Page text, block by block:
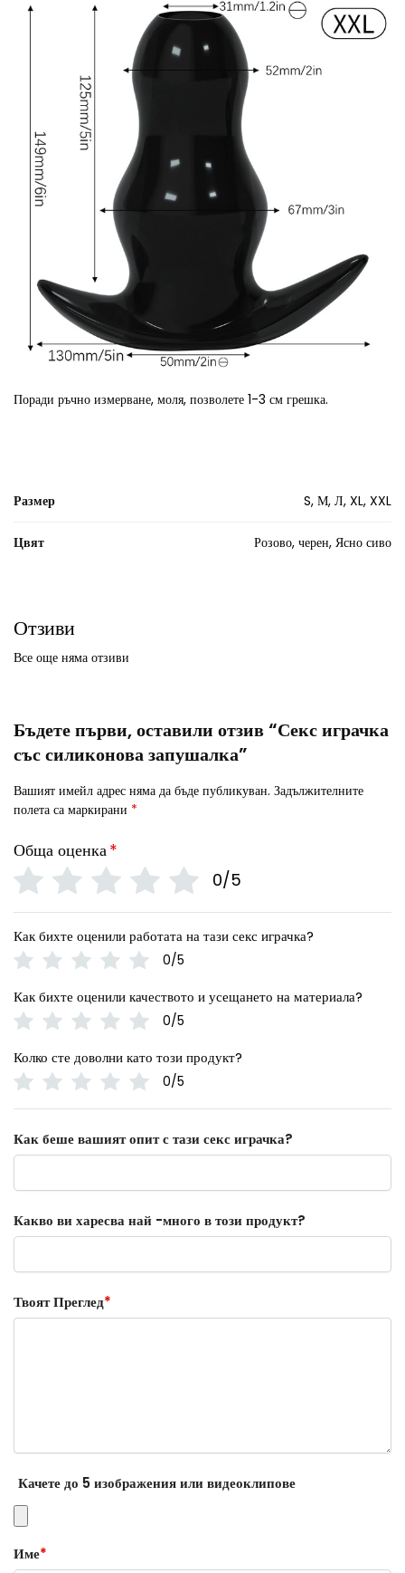
Поради ръчно измерване, моля, позволете 1-3 см грешка.
Размер S, М, Л, XL, XXL
Цвят Розово, черен, Ясно сиво
Отзиви
Все още няма отзиви
Бъдете първи, оставили отзив “Секс играчка
със силиконова запушалка”
Вашият имейл адрес няма да бъде публикуван. Задължителните
полета са маркирани *
Обща оценка*
0/5
Как бихте оценили работата на тази секс играчка?
0/5
Как бихте оценили качеството и усещането на материала?
0/5
Колко сте доволни като този продукт?
0/5
Как беше вашият опит с тази секс играчка?
Какво ви харесва най -много в този продукт?
Твоят Преглед*
Качете до 5 изображения или видеоклипове
Име*